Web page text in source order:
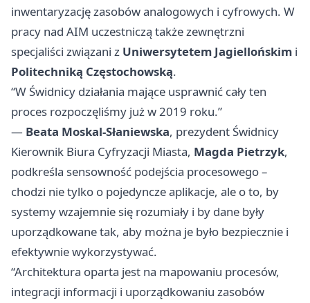
inwentaryzację zasobów analogowych i cyfrowych. W
pracy nad AIM uczestniczą także zewnętrzni
specjaliści związani z Uniwersytetem Jagiellońskim i
Politechniką Częstochowską.
“W Świdnicy działania mające usprawnić cały ten
proces rozpoczęliśmy już w 2019 roku.”
— Beata Moskal-Słaniewska, prezydent Świdnicy
Kierownik Biura Cyfryzacji Miasta, Magda Pietrzyk,
podkreśla sensowność podejścia procesowego –
chodzi nie tylko o pojedyncze aplikacje, ale o to, by
systemy wzajemnie się rozumiały i by dane były
uporządkowane tak, aby można je było bezpiecznie i
efektywnie wykorzystywać.
“Architektura oparta jest na mapowaniu procesów,
integracji informacji i uporządkowaniu zasobów